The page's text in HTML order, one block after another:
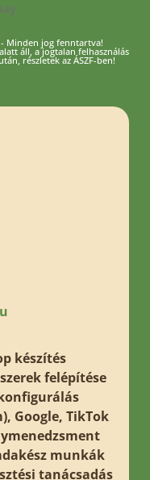
- Minden jog fenntartva!
áll, a jogtalan felhasználás
részletek az ÁSZF-ben!
készítés
felépítése
Google, TikTok
munkák
tanácsadás